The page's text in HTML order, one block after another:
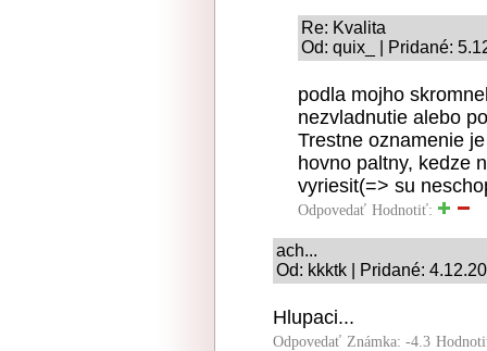
Re: Kvalita
Od: quix_ | Pridané:
podla mojho
nezvladnutie alebo
Trestne oznamenie
hovno paltny, kedze
vyriesit(=> su
Odpovedať Hodnotiť:
ach...
Od: kkktk | Pridané:
Hlupaci...
Odpovedať Známka: -4.3